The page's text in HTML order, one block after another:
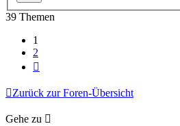
39 Themen
1
2
Zurück zur Foren-Übersicht
Gehe zu